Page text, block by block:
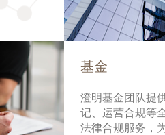
基金
澄明基金团队提
记、运营合规等
法律合规服务，